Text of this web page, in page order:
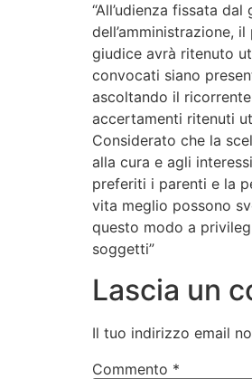
“All’udienza fissata
dell’amministrazione,
giudice avrà ritenuto
convocati siano
ascoltando il
accertamenti ritenuti
Considerato che la
alla cura e agli
preferiti i parenti e la
vita meglio possono
questo modo a
soggetti”
Lascia un
Il tuo indirizzo email
Commento *